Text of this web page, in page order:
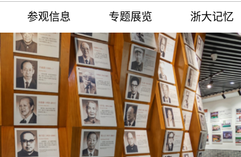
参观信息 专题展览 浙大记忆